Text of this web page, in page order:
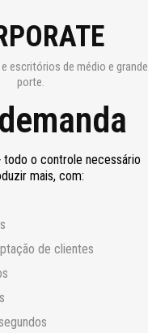
escritórios de médio e grande
porte.​
todo o controle necessário
mais, com:
de clientes